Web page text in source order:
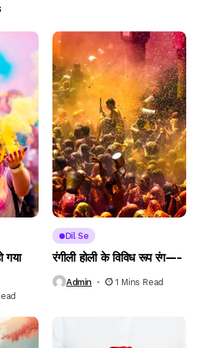
गया
Dil Se
रंगीली होली के विविध रूप रंग—-
Admin 1 Mins Read